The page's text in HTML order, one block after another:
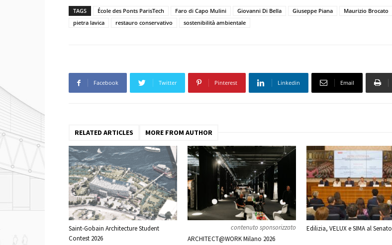
TAGS École des Ponts ParisTech Faro di Capo Mulini Giovanni Di Bella Giuseppe Piana
Maurizio Brocato
pietra lavica
restauro conservativo sostenibilità ambientale
Facebook Twitter Pinterest Linkedin Email
RELATED ARTICLES MORE FROM AUTHOR
Saint-Gobain Architecture Student
Contest 2026
contenuto sponsorizzato
ARCHITECT@WORK Milano 2026
Edilizia, VELUX e SIMA al Senato